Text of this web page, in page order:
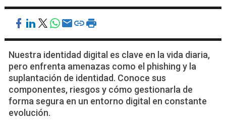
Nuestra identidad digital es clave en la vida diaria,
pero enfrenta amenazas como el phishing y la
suplantación de identidad. Conoce sus
componentes, riesgos y cómo gestionarla de
forma segura en un entorno digital en constante
evolución.